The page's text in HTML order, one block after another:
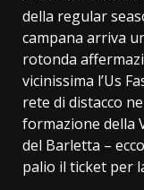
della regular
campana arriva
rotonda
vicinissima l’Us
rete di distacco
formazione della
del Barletta –
palio il ticket per